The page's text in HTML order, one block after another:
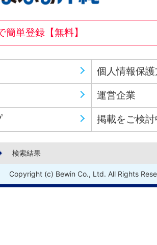
簡単登録【無料】
個人情報保
運営企業
掲載をご検
検索結果
Copyright (c) Bewin Co., Ltd. All Rights